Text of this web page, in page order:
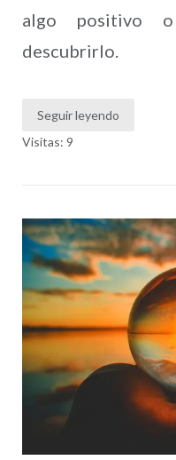
algo positivo
descubrirlo.
Seguir leyendo
Visitas: 9